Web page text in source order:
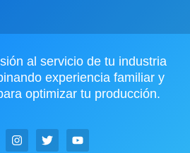
al servicio de tu industria
experiencia familiar y
optimizar tu producción.